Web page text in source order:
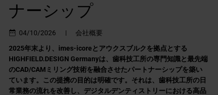
ナーシップ
04/10/2026 |
会社概要
2025年末より、imes-icoreとアウクスブルクを拠点とする
HIGHFIELD.DESIGN Germanyは、歯科技工所の専門知識と最先端
のCAD/CAMミリング技術を融合させたパートナーシップを築い
ています。この提携の目的は明確です。それは、歯科技工所の日
常業務の流れを改善し、デジタルデンティストリーにおける高品